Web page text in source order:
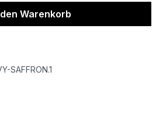
gewünschten Wert
Warenkorb
SAFFRON.1